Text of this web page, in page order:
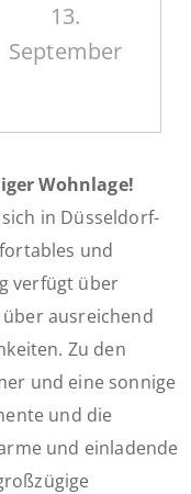
13.
September
Wohnlage!
in Düsseldorf-
und
verfügt über
ausreichend
Zu den
und eine sonnige
und die
und einladende